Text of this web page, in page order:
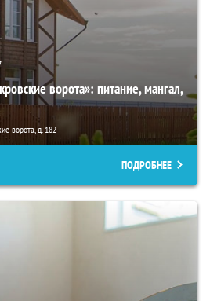
ворота»: питание, мангал,
ворота, д. 182
ПОДРОБНЕЕ